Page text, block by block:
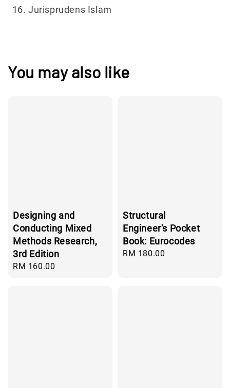
Jurisprudens Islam
You may also like
Designing and
Conducting Mixed
Methods Research,
3rd Edition
Regular
RM 160.00
Structural
Engineer's Pocket
Book: Eurocodes
Regular
RM 180.00